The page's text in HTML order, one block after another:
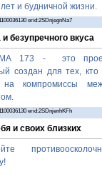
и будничной жизни.
erid:2SDnjegnNa7
безупречного вкуса
173 - это
создан для тех, кто
на компромиссы
erid:2SDnjenhKFh
и своих близких